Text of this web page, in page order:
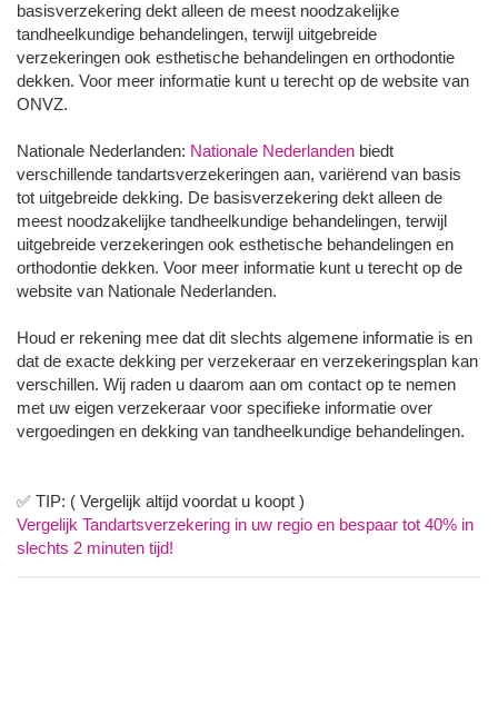
basisverzekering dekt alleen de meest noodzakelijke
tandheelkundige behandelingen, terwijl uitgebreide
verzekeringen ook esthetische behandelingen en orthodontie
dekken. Voor meer informatie kunt u terecht op de website van
ONVZ.
Nationale Nederlanden: Nationale Nederlanden biedt
verschillende tandartsverzekeringen aan, variërend van basis
tot uitgebreide dekking. De basisverzekering dekt alleen de
meest noodzakelijke tandheelkundige behandelingen, terwijl
uitgebreide verzekeringen ook esthetische behandelingen en
orthodontie dekken. Voor meer informatie kunt u terecht op de
website van Nationale Nederlanden.
Houd er rekening mee dat dit slechts algemene informatie is en
dat de exacte dekking per verzekeraar en verzekeringsplan kan
verschillen. Wij raden u daarom aan om contact op te nemen
met uw eigen verzekeraar voor specifieke informatie over
vergoedingen en dekking van tandheelkundige behandelingen.
✅ TIP: ( Vergelijk altijd voordat u koopt )
Vergelijk Tandartsverzekering in uw regio en bespaar tot 40% in
slechts 2 minuten tijd!